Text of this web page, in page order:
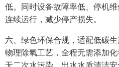
低。同时设备故障率低、停机
连续运行，减少停产损失。
六、绿色环保合规，适配低碳
物理除氧工艺，全程无需添加化